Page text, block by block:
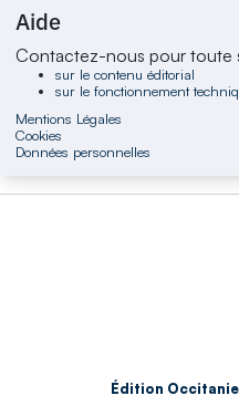
Aide
Contactez-nous pour toute
sur le contenu éditorial
sur le fonctionnement
Mentions Légales
Cookies
Données personnelles
Édition Occitanie